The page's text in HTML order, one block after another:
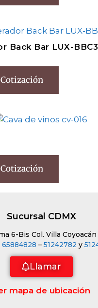
Back Bar LUX-
Sucursal CDMX
6-Bis Col. Villa
65884828 – 51242782 y
Llamar
mapa de ubicación